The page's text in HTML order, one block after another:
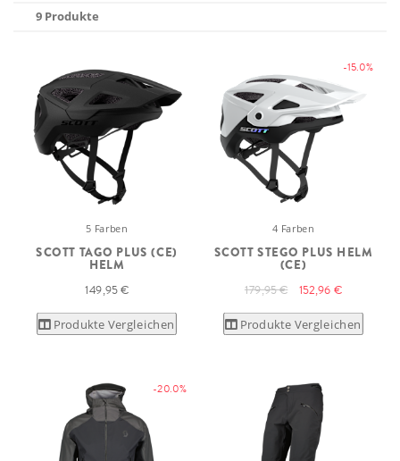
9 Produkte
5 Farben
SCOTT TAGO PLUS (CE)
HELM
149,95 €
Produkte Vergleichen
-15.0%
4 Farben
SCOTT STEGO PLUS HELM
(CE)
179,95 € 152,96 €
Produkte Vergleichen
-20.0%